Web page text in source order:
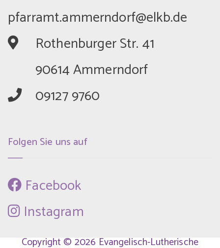
	Rothenburger Str. 41
	90614 Ammerndorf
	09127 9760
Folgen Sie uns auf
Facebook
Instagram
Copyright © 2026 Evangelisch-Lutherische